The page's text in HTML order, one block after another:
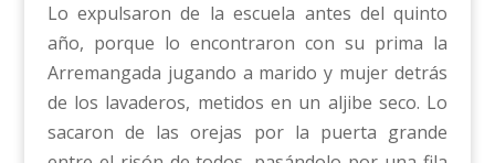
Lo expulsaron de la escuela antes del quinto
año, porque lo encontraron con su prima la
Arremangada jugando a marido y mujer detrás
de los lavaderos, metidos en un aljibe seco. Lo
sacaron de las orejas por la puerta grande